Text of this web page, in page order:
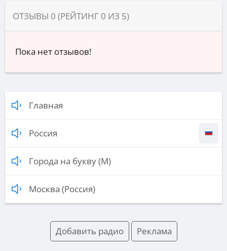
ОТЗЫВЫ 0 (РЕЙТИНГ 0 ИЗ 5)
Пока нет отзывов!
Главная
Россия
Города на букву (М)
Москва (Россия)
Добавить радио Реклама